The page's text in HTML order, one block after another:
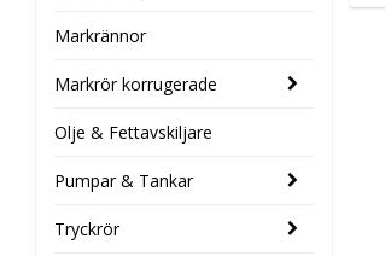
Markrännor
Markrör korrugerade
Olje & Fettavskiljare
Pumpar & Tankar
Tryckrör